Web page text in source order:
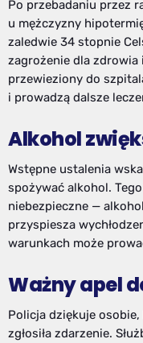
Po przebadaniu przez
u mężczyzny
zaledwie 34 stopnie
zagrożenie dla zdrowia
przewieziony do
i prowadzą dalsze
Alkohol
Wstępne ustalenia
spożywać alkohol.
niebezpieczne —
przyspiesza
warunkach może
Ważny apel
Policja dziękuje
zgłosiła zdarzenie.